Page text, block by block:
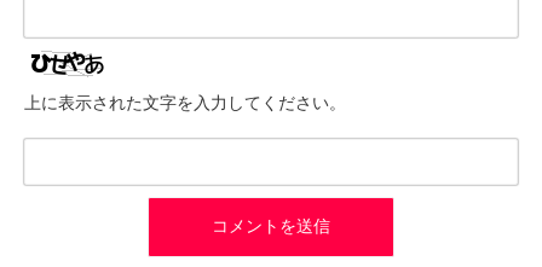
上に表示された文字を入力してください。